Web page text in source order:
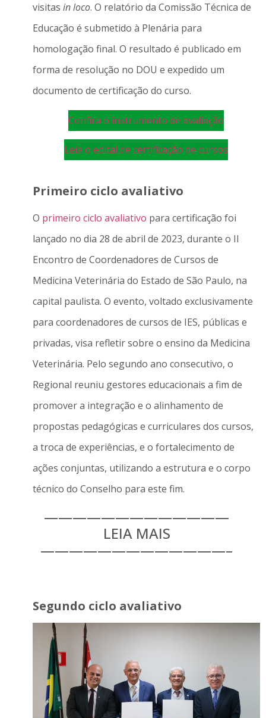
visitas in loco. O relatório da Comissão Técnica de
Educação é submetido à Plenária para
homologação final. O resultado é publicado em
forma de resolução no DOU e expedido um
documento de certificação do curso.
Confira o instrumento de avaliação
Leia o edital de certificação de cursos
Primeiro ciclo avaliativo
O primeiro ciclo avaliativo para certificação foi
lançado no dia 28 de abril de 2023, durante o II
Encontro de Coordenadores de Cursos de
Medicina Veterinária do Estado de São Paulo, na
capital paulista. O evento, voltado exclusivamente
para coordenadores de cursos de IES, públicas e
privadas, visa refletir sobre o ensino da Medicina
Veterinária. Pelo segundo ano consecutivo, o
Regional reuniu gestores educacionais a fim de
promover a integração e o alinhamento de
propostas pedagógicas e curriculares dos cursos,
a troca de experiências, e o fortalecimento de
ações conjuntas, utilizando a estrutura e o corpo
técnico do Conselho para este fim.
—————————————
LEIA MAIS
—————————————–
Segundo ciclo avaliativo